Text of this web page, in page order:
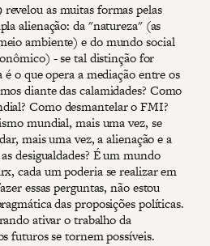
as muitas formas pelas
alienação: da "natureza" (as
ambiente) e do mundo social
- se tal distinção for
o que opera a mediação entre os
diante das calamidades? Como
Como desmantelar o FMI?
mundial, mais uma vez, se
mais uma vez, a alienação e a
desigualdades? É um mundo
cada um poderia se realizar em
essas perguntas, não estou
das proposições políticas.
ativar o trabalho da
futuros se tornem possíveis.